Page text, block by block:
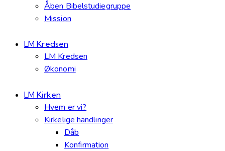
Åben Bibelstudiegruppe
Mission
LM Kredsen
LM Kredsen
Økonomi
LM Kirken
Hvem er vi?
Kirkelige handlinger
Dåb
Konfirmation